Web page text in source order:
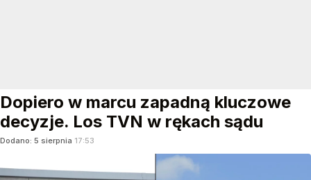
Dopiero w marcu zapadną kluczowe
decyzje. Los TVN w rękach sądu
Dodano: 5 sierpnia 17:53